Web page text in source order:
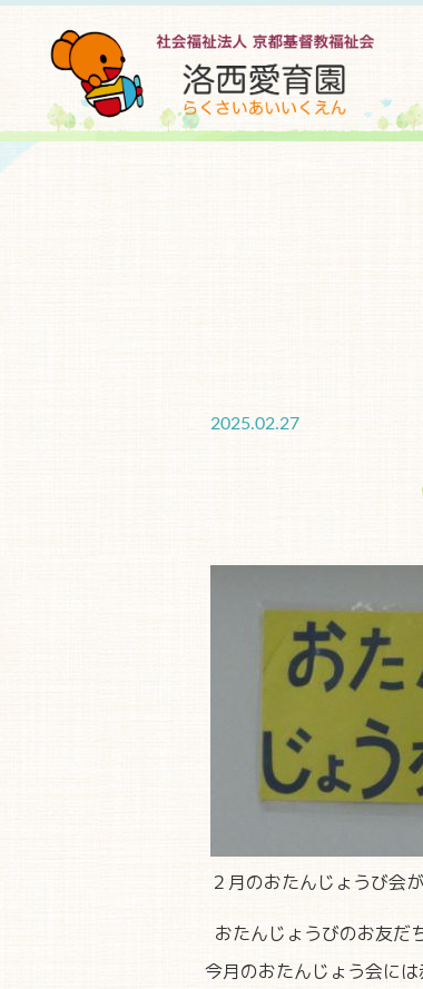
2025.02.27
２月のおたんじょうび会
おたんじょうびのお友だ
今月のおたんじょう会には